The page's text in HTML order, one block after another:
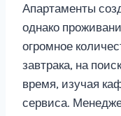
Апартаменты
однако
огромное
завтрака, на
время, изучая
сервиса.